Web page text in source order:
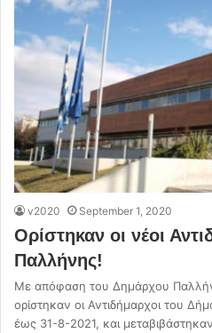
v2020 September 1, 2020
Ορίστηκαν οι νέοι
Παλλήνης!
Με απόφαση του Δημάρχου
ορίστηκαν οι Αντιδήμαρχοι του
έως 31-8-2021, και